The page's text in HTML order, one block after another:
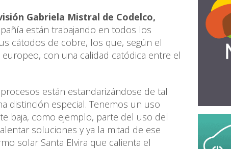
Gabriela Mistral de Codelco,
están trabajando en todos los
cátodos de cobre, los que, según el
con una calidad catódica entre el
están estandarizándose de tal
distinción especial. Tenemos un uso
baja, como ejemplo, parte del uso del
soluciones y ya la mitad de ese
solar Santa Elvira que calienta el